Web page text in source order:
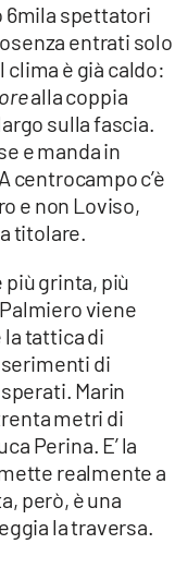
6mila spettatori
entrati solo
clima è già caldo:
alla coppia
sulla fascia.
e manda in
centrocampo c’è
e non Loviso,
titolare.
più grinta, più
viene
la tattica di
di
Marin
metri di
Perina. E’ la
realmente a
però, è una
la traversa.